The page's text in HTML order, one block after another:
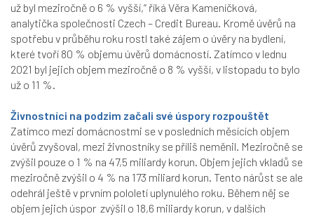
už byl meziročně o 6 % vyšší,“ říká Věra Kameníčková,
analytička společnosti Czech – Credit Bureau. Kromě úvěrů na
spotřebu v průběhu roku rostl také zájem o úvěry na bydlení,
které tvoří 80 % objemu úvěrů domácností. Zatímco v lednu
2021 byl jejich objem meziročně o 8 % vyšší, v listopadu to bylo
už o 11 %.
Živnostníci na podzim začali své úspory rozpouštět
Zatímco mezi domácnostmi se v posledních měsících objem
úvěrů zvyšoval, mezi živnostníky se příliš neměnil. Meziročně se
zvýšil pouze o 1 % na 47,5 miliardy korun. Objem jejich vkladů se
meziročně zvýšil o 4 % na 173 miliard korun. Tento nárůst se ale
odehrál ještě v prvním pololetí uplynulého roku. Během něj se
objem jejich úspor zvýšil o 18,6 miliardy korun, v dalších